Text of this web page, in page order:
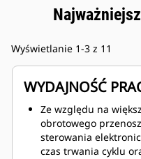
Wyświetlanie 1-3 z 11
WYDAJNOŚĆ
Ze względu na
obrotowego
sterowania
czas trwania cyklu